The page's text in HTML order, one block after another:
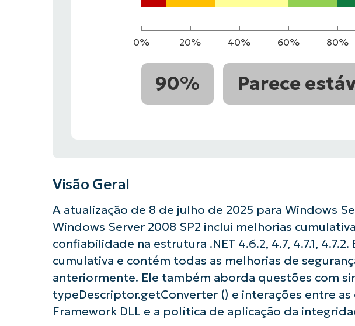
0% 20% 40% 60% 80%
90% Parece
Visão Geral
A atualização de 8 de julho de 2025 para Windows
Windows Server 2008 SP2 inclui melhorias
confiabilidade na estrutura .NET 4.6.2, 4.7, 4.7.1,
cumulativa e contém todas as melhorias de
anteriormente. Ele também aborda questões com
typeDescriptor.getConverter () e interações entre as
Framework DLL e a política de aplicação da